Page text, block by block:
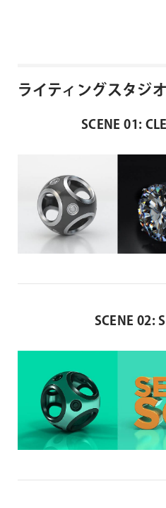
ライティングスタジオ
SCENE 01:
SCENE 02: